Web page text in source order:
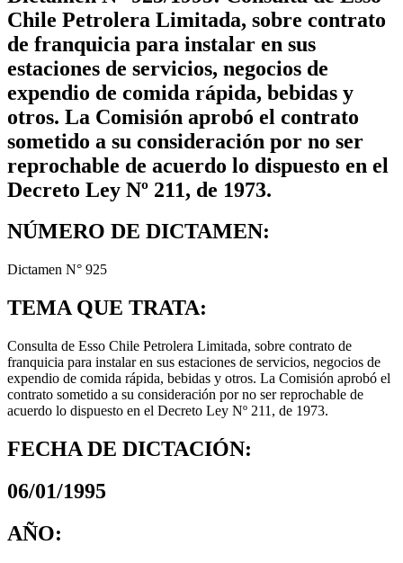
Chile Petrolera Limitada, sobre contrato
de franquicia para instalar en sus
estaciones de servicios, negocios de
expendio de comida rápida, bebidas y
otros. La Comisión aprobó el contrato
sometido a su consideración por no ser
reprochable de acuerdo lo dispuesto en el
Decreto Ley Nº 211, de 1973.
NÚMERO DE DICTAMEN:
Dictamen N° 925
TEMA QUE TRATA:
Consulta de Esso Chile Petrolera Limitada, sobre contrato de
franquicia para instalar en sus estaciones de servicios, negocios de
expendio de comida rápida, bebidas y otros. La Comisión aprobó el
contrato sometido a su consideración por no ser reprochable de
acuerdo lo dispuesto en el Decreto Ley Nº 211, de 1973.
FECHA DE DICTACIÓN:
06/01/1995
AÑO: